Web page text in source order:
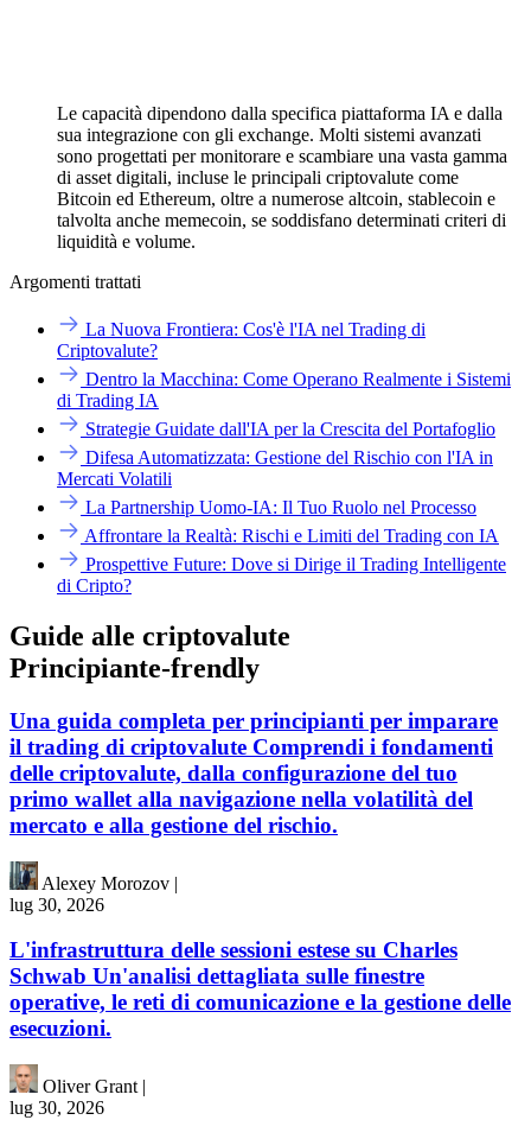
Le capacità dipendono dalla specifica piattaforma IA e dalla
sua integrazione con gli exchange. Molti sistemi avanzati
sono progettati per monitorare e scambiare una vasta gamma
di asset digitali, incluse le principali criptovalute come
Bitcoin ed Ethereum, oltre a numerose altcoin, stablecoin e
talvolta anche memecoin, se soddisfano determinati criteri di
liquidità e volume.
Argomenti trattati
La Nuova Frontiera: Cos'è l'IA nel Trading di
Criptovalute?
Dentro la Macchina: Come Operano Realmente i Sistemi
di Trading IA
Strategie Guidate dall'IA per la Crescita del Portafoglio
Difesa Automatizzata: Gestione del Rischio con l'IA in
Mercati Volatili
La Partnership Uomo-IA: Il Tuo Ruolo nel Processo
Affrontare la Realtà: Rischi e Limiti del Trading con IA
Prospettive Future: Dove si Dirige il Trading Intelligente
di Cripto?
Guide alle criptovalute
Principiante-frendly
Una guida completa per principianti per imparare
il trading di criptovalute Comprendi i fondamenti
delle criptovalute, dalla configurazione del tuo
primo wallet alla navigazione nella volatilità del
mercato e alla gestione del rischio.
Alexey Morozov |
lug 30, 2026
L'infrastruttura delle sessioni estese su Charles
Schwab Un'analisi dettagliata sulle finestre
operative, le reti di comunicazione e la gestione delle
esecuzioni.
Oliver Grant |
lug 30, 2026